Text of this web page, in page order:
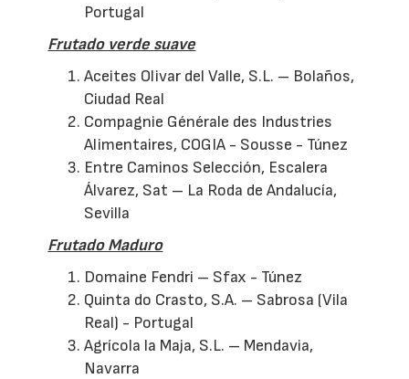
Portugal
Frutado verde suave
Aceites Olivar del Valle, S.L. – Bolaños,
Ciudad Real
Compagnie Générale des Industries
Alimentaires, COGIA - Sousse - Túnez
Entre Caminos Selección, Escalera
Álvarez, Sat – La Roda de Andalucía,
Sevilla
Frutado Maduro
Domaine Fendri – Sfax - Túnez
Quinta do Crasto, S.A. – Sabrosa (Vila
Real) - Portugal
Agrícola la Maja, S.L. – Mendavia,
Navarra